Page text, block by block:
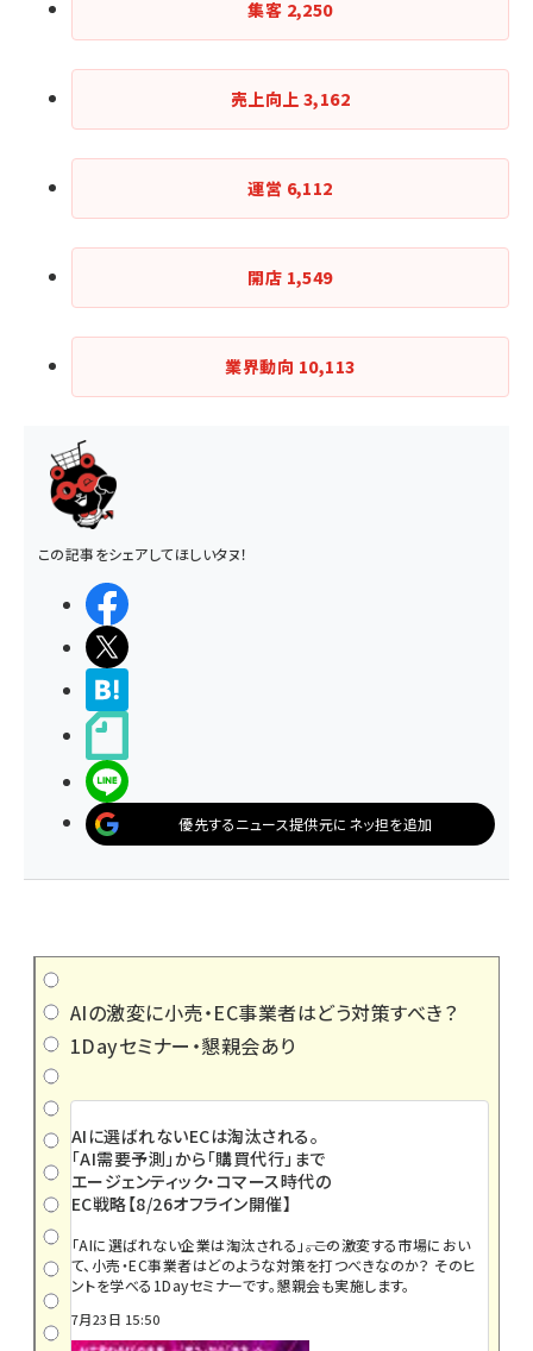
集客 2,250
売上向上 3,162
運営 6,112
開店 1,549
業界動向 10,113
この記事をシェアしてほしいタヌ！
優先するニュース提供元にネッ担を追加
AIの激変に小売・EC事業者はどう対策すべき？
1Dayセミナー・懇親会あり
AIに選ばれないECは淘汰される。
「AI需要予測」から「購買代行」まで
エージェンティック・コマース時代の
EC戦略【8/26オフライン開催】
「AIに選ばれない企業は淘汰される」――。この激変する市場におい
て、小売・EC事業者はどのような対策を打つべきなのか？ そのヒ
ントを学べる1Dayセミナーです。懇親会も実施します。
7月23日 15:50